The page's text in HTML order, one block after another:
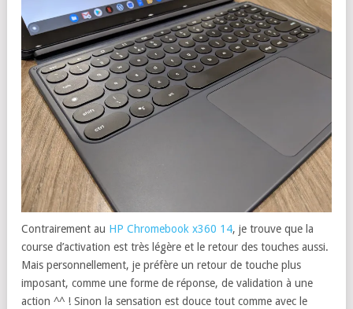
Contrairement au HP Chromebook x360 14, je trouve que la
course d’activation est très légère et le retour des touches aussi.
Mais personnellement, je préfère un retour de touche plus
imposant, comme une forme de réponse, de validation à une
action ^^ ! Sinon la sensation est douce tout comme avec le